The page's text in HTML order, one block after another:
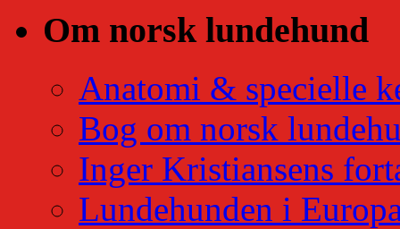
Om norsk lundehund
Anatomi & specielle
Bog om norsk
Inger Kristiansens
Lundehunden i